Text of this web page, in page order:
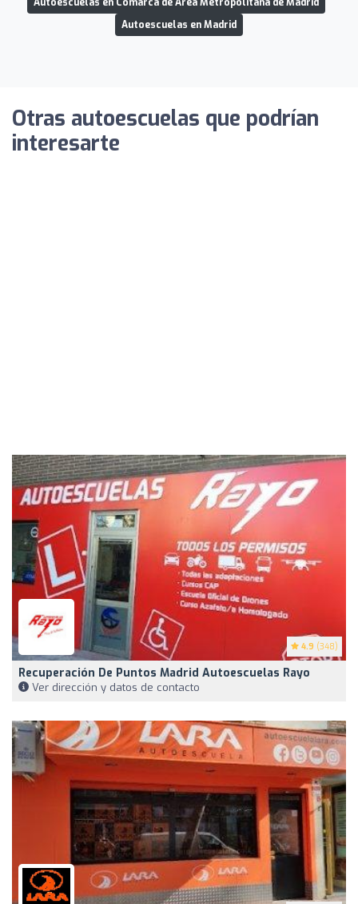
Autoescuelas en Madrid
Otras autoescuelas que podrían
interesarte
4.9 (348)
Recuperación De Puntos Madrid Autoescuelas Rayo
Ver dirección y datos de contacto